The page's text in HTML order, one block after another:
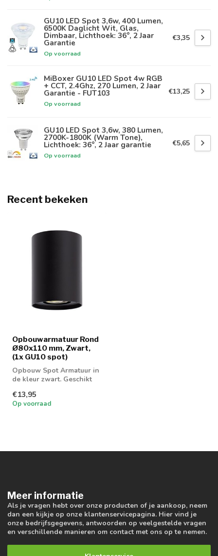
GU10 LED Spot 3,6w, 400 Lumen,
6500K Daglicht Wit, Glas,
Dimbaar, Lichthoek: 36°, 2 Jaar
Garantie
Op voorraad
€3,35
MiBoxer GU10 LED Spot 4w RGB
+ CCT, 2.4Ghz, 270 Lumen, 2 Jaar
Garantie - FUT103
Op voorraad
€13,25
GU10 LED Spot 3,6w, 380 Lumen,
2700K-1800K (Warm Tone),
Lichthoek: 36°, 2 Jaar garantie
Op voorraad
€5,65
Recent bekeken
Opbouwarmatuur Rond
Ø80x110 mm, Zwart,
(1x GU10 spot)
Opbouw Spot Armatuur in
de kleur zwart. Geschikt
€13,95
Op voorraad
Meer informatie
Als je vragen hebt over onze producten of je aankoop, neem
dan een kijkje op onze klantenservicepagina. Hier vind je
onze bedrijfsgegevens, antwoorden op veelgestelde vragen
en verschillende manieren om contact met ons op te nemen.